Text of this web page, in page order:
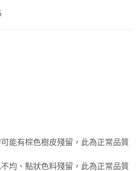
能有棕色樹皮殘留，此為正常品質
均、點狀色料殘留，此為正常品質